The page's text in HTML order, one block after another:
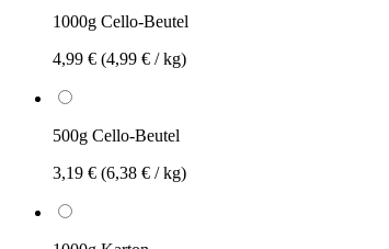
1000g Cello-Beutel
4,99 € (4,99 € / kg)
500g Cello-Beutel
3,19 € (6,38 € / kg)